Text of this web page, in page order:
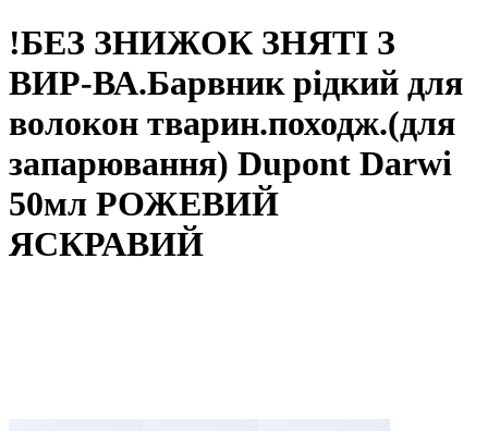
!БЕЗ ЗНИЖОК ЗНЯТІ З
ВИР-ВА.Барвник рідкий для
волокон тварин.походж.(для
запарювання) Dupont Darwi
50мл РОЖЕВИЙ
ЯСКРАВИЙ